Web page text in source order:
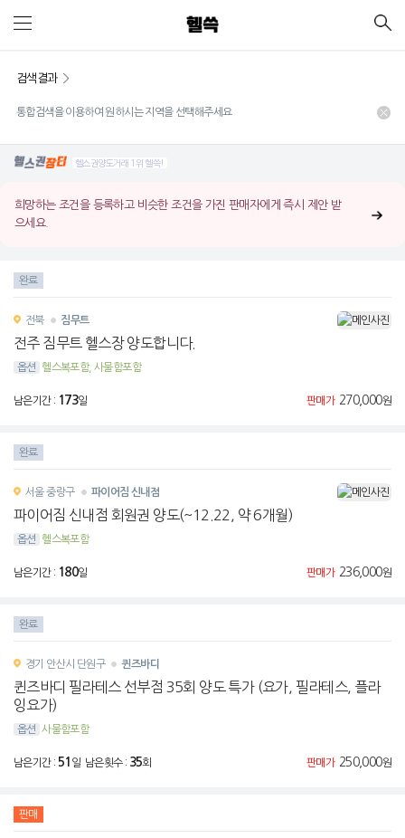
검색결과
통합검색을 이용하여 원하시는 지역을 선택해주세요
헬스권양도거래 1위 헬쓱!
희망하는 조건을 등록하고 비슷한 조건을 가진 판매자에게 즉시 제안 받
으세요.
완료
전북 짐무트
전주 짐무트 헬스장 양도합니다.
옵션 헬스복포함, 사물함포함
남은기간 : 173일 판매가 270,000원
완료
서울 중랑구 파이어짐 신내점
파이어짐 신내점 회원권 양도(~12.22, 약 6개월)
옵션 헬스복포함
남은기간 : 180일 판매가 236,000원
완료
경기 안산시 단원구 퀸즈바디
퀸즈바디 필라테스 선부점 35회 양도 특가 (요가, 필라테스, 플라
잉요가)
옵션 사물함포함
남은기간 : 51 일 남은횟수 : 35회 판매가 250,000원
판매